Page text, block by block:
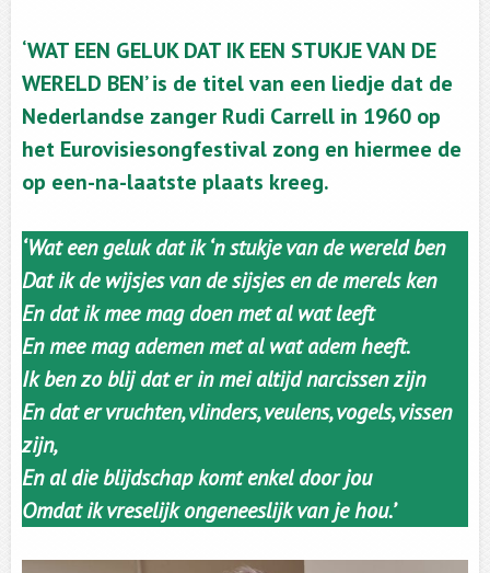
‘WAT EEN GELUK DAT IK EEN STUKJE VAN DE
WERELD BEN’ is de titel van een liedje dat de
Nederlandse zanger Rudi Carrell in 1960 op
het Eurovisiesongfestival zong en hiermee de
op een-na-laatste plaats kreeg.
‘Wat een geluk dat ik ‘n stukje van de wereld ben
Dat ik de wijsjes van de sijsjes en de merels ken
En dat ik mee mag doen met al wat leeft
En mee mag ademen met al wat adem heeft.
Ik ben zo blij dat er in mei altijd narcissen zijn
En dat er vruchten, vlinders, veulens, vogels, vissen
zijn,
En al die blijdschap komt enkel door jou
Omdat ik vreselijk ongeneeslijk van je hou.’